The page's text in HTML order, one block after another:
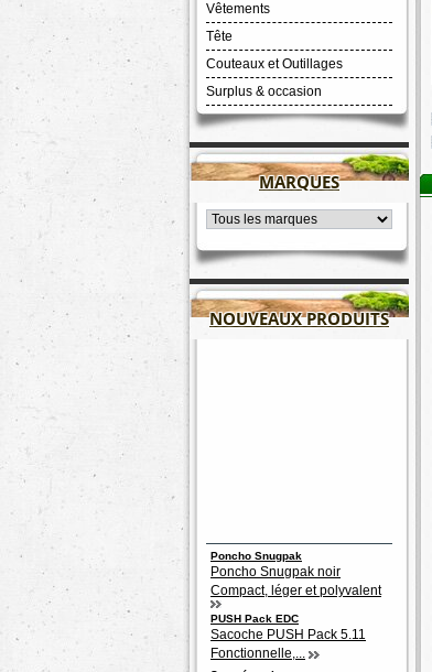
Vêtements
Tête
Couteaux et Outillages
Surplus & occasion
MARQUES
NOUVEAUX PRODUITS
Poncho Snugpak
Poncho Snugpak noir
Compact, léger et polyvalent
PUSH Pack EDC
Sacoche PUSH Pack 5.11
Fonctionnelle,...